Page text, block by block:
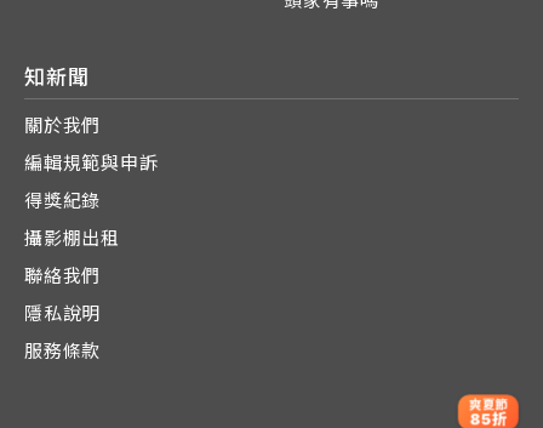
知新聞
關於我們
編輯規範與申訴
得獎紀錄
攝影棚出租
聯絡我們
隱私說明
服務條款
爽夏節
85折